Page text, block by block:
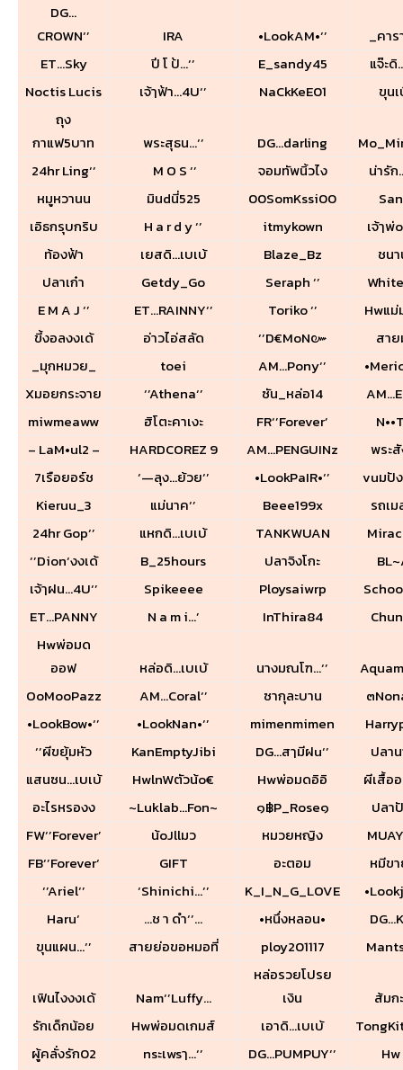
DG…
CROWN‘’
IRA •LookAM•‘’
_คาร
ET…Sky
ปี โ ป้…‘’ E_sandy45
แจ๊ะดิ
Noctis Lucis
เจ้ๅฟ้า…4U‘’ NaCkKeE01
ขุน
ถุง
กาแฟ5บาท
พระสุธน…‘’ DG…darling
24hr Ling‘’
M O S ‘’ จอมทัพนิ้วไง
น่ารัก
หมูหวานน
มินdนี่525 00SomKssi00
เอิธกรุบกริบ
H a r d y ‘’ itmykown
เจ้ๅพ่
ท้องฟ้า
เยสดิ…เบเบ้ Blaze_Bz
ชน
ปลาเก๋า
Getdy_Go Seraph ‘’
E M A J ‘’
ET…RAINNY‘’ Toriko ‘’
Hwแ
ขี้งอลงงเด้
อ่าวไอ่สลัด ‘’D€MoN๛
สาย
_มุกหมวย_
toei AM…Pony‘’
Xมอยกระจาย
‘’Athena‘’ ซัน_หล่อ14
miwmeaww
ฮิโตะคาเงะ FR‘’Forever’
– LaM•ul2 –
HARDCOREZ 9 AM…PENGUINz
พระสั
7เรือยอร์ช
‘—ลุง…ย้วย‘’ •LookPaIR•‘’
vuมปั
Kieruu_3
แม่นาค‘’ Beee199x
รถเม
24hr Gop‘’
แหกดิ…เบเบ้ TANKWUAN
‘’Dion‘งงเด้
B_25hours ปลาจิงโกะ
เจ้ๅฝน…4U‘’
Spikeeee Ploysaiwrp
ET…PANNY
N a m i…’ InThira84
Hwพ่อมด
ออฟ
หล่อดิ…เบเบ้ นางมณโฑ…‘’
OoMooPazz
AM…Coral‘’ ซากุละบาน
๓
•LookBow•‘’
•LookNan•‘’ mimenmimen
‘’ผีขยุ้มหัว
KanEmptyJibi DG…สๅมีฝu‘’
ปลา
แสนซน…เบเบ้
HwlnWตัวน้o€ Hwพ่อมดอิอิ
ผีเสื้อ
อะไรหรองง
~Luklab…Fon~ ๑฿P_Rose๑
ปลา
FW‘’Forever’
น้oJllมว หมวยหญิง
FB‘’Forever‘
GIFT อะตอม
หมีข
‘’Ariel‘’
‘Shinichi…‘’ K_I_N_G_LOVE
Haru‘
…ช า ดำ‘’… •หนึ่งหลอน•
ขุนแผน…‘’
สายย่อขอหมอที่ ploy201117
เฟินไงงงเด้ Nam‘’Luffy…
หล่อรวยโปรย
เงิน
ส้มก
รักเด็กน้อย
Hwพ่อมดเกมส์ เอาดิ…เบเบ้
ผู้คลั่งรัก02
nsะเwsๅ…‘’ DG…PUMPUY‘’
Hw